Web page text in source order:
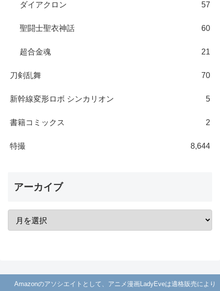
ダイアクロン 57
聖闘士聖衣神話 60
超合金魂 21
刀剣乱舞 70
新幹線変形ロボ シンカリオン 5
書籍コミックス 2
特撮 8,644
アーカイブ
Amazonのアソシエイトとして、アニメ漫画LadyEveは適格販売により